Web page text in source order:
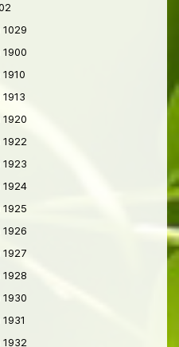
1029
1900
1920
1922
1923
1924
1925
1926
1927
1928
1930
1932